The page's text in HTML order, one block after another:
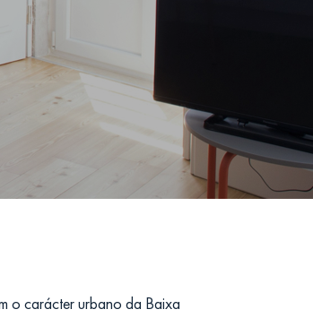
o carácter urbano da Baixa